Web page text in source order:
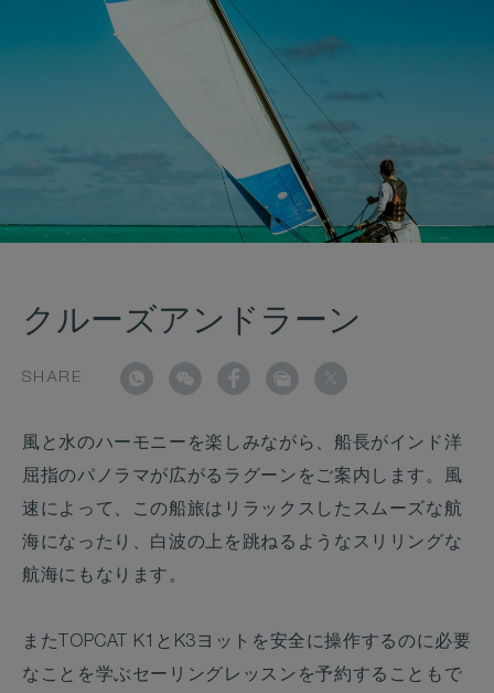
クルーズアンドラーン
SHARE
風と水のハーモニーを楽しみながら、船長がインド洋
屈指のパノラマが広がるラグーンをご案内します。風
速によって、この船旅はリラックスしたスムーズな航
海になったり、白波の上を跳ねるようなスリリングな
航海にもなります。
またTOPCAT K1とK3ヨットを安全に操作するのに必要
なことを学ぶセーリングレッスンを予約することもで